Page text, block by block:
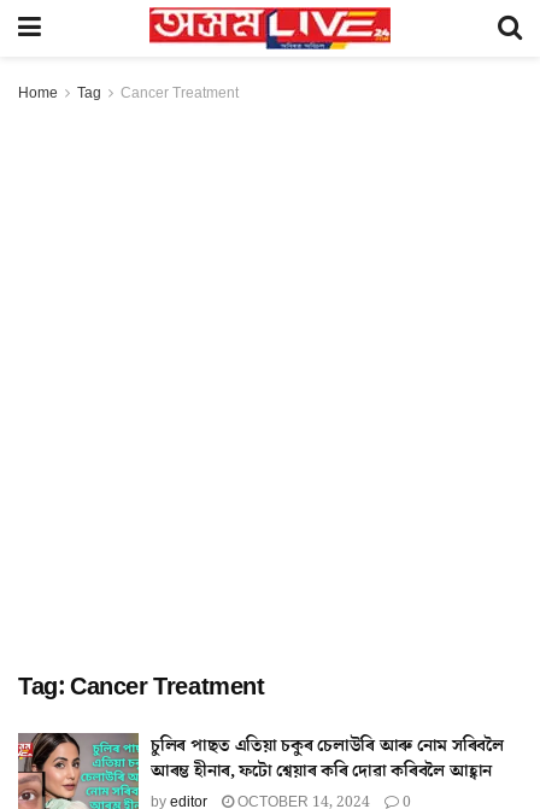
Home Tag Cancer Treatment
Tag:Cancer Treatment
চুলিৰ পাছত এতিয়া চকুৰ চেলাউৰি আৰু নোম সৰিবলৈ
আৰম্ভ হীনাৰ, ফটো শ্বেয়াৰ কৰি দোৱা কৰিবলৈ আহ্বান
byeditor OCTOBER 14, 2024 0